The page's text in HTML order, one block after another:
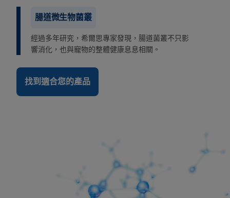
腸道微生物菌叢
經過多年研究，希爾思專家發現，腸道菌叢不只影
響消化，也與寵物的整體健康息息相關。
找到適合您的產品